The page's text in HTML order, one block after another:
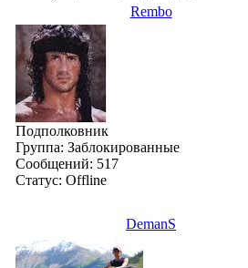
Rembo
Подполковник
Группа: Заблокированные
Сообщений: 517
Статус: Offline
DemanS